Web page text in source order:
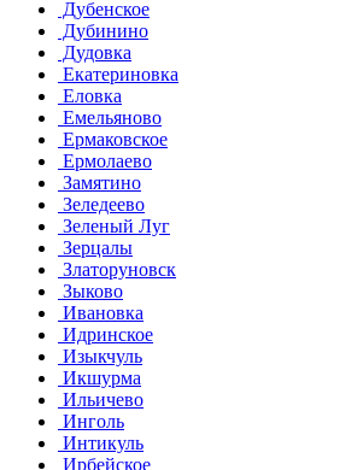
Дубенское
Дубинино
Дудовка
Екатериновка
Еловка
Емельяново
Ермаковское
Ермолаево
Замятино
Зеледеево
Зеленый Луг
Зерцалы
Златоруновск
Зыково
Ивановка
Идринское
Изыкчуль
Икшурма
Ильичево
Инголь
Интикуль
Ирбейское